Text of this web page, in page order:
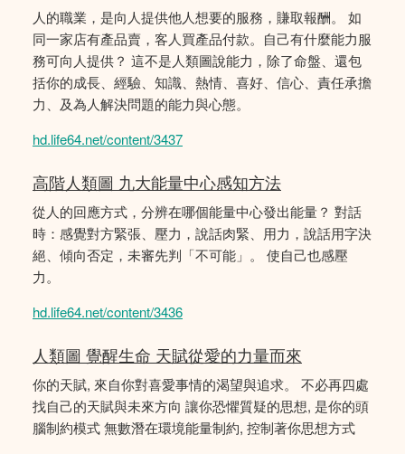
人的職業，是向人提供他人想要的服務，賺取報酬。 如
同一家店有產品賣，客人買產品付款。自己有什麼能力服
務可向人提供？ 這不是人類圖說能力，除了命盤、還包
括你的成長、經驗、知識、熱情、喜好、信心、責任承擔
力、及為人解決問題的能力與心態。
hd.life64.net/content/3437
高階人類圖 九大能量中心感知方法
從人的回應方式，分辨在哪個能量中心發出能量？ 對話
時：感覺對方緊張、壓力，說話肉緊、用力，說話用字決
絕、傾向否定，未審先判「不可能」。 使自己也感壓
力。
hd.life64.net/content/3436
人類圖 覺醒生命 天賦從愛的力量而來
你的天賦, 來自你對喜愛事情的渴望與追求。 不必再四處
找自己的天賦與未來方向 讓你恐懼質疑的思想, 是你的頭
腦制約模式 無數潛在環境能量制約, 控制著你思想方式